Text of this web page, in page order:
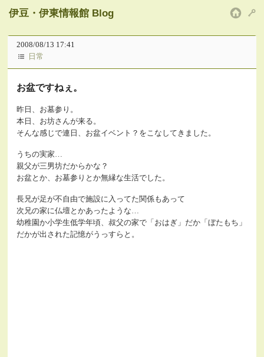
伊豆・伊東情報館 Blog
2008/08/13 17:41
日常
お盆ですねぇ。
昨日、お墓参り。
本日、お坊さんが来る。
そんな感じで連日、お盆イベント？をこなしてきました。
うちの実家…
親父が三男坊だからかな？
お盆とか、お墓参りとか無縁な生活でした。
長兄が足が不自由で施設に入ってた関係もあって
次兄の家に仏壇とかあったような…
幼稚園か小学生低学年頃、叔父の家で「おはぎ」だか「ぼたもち」
だかが出された記憶がうっすらと。